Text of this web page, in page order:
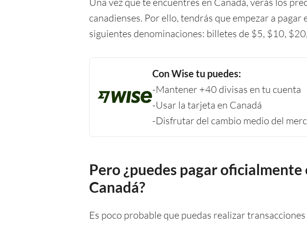
canadienses. Por ello, tendrás que empezar a
siguientes denominaciones: billetes de $5, $10,
Con Wise tu puedes:
-Mantener +40 divisas en tu cuenta
-Usar la tarjeta en Canadá
-Disfrutar del cambio medio del
Pero ¿puedes pagar
Canadá?
Es poco probable que puedas realizar